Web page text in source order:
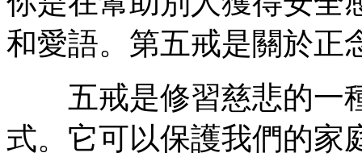
和愛語。第五戒是關於正
五戒是修習慈悲的一
式。它可以保護我們的家